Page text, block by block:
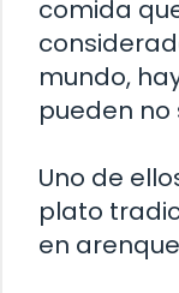
comida
mundo,
pueden
Uno de
plato
en